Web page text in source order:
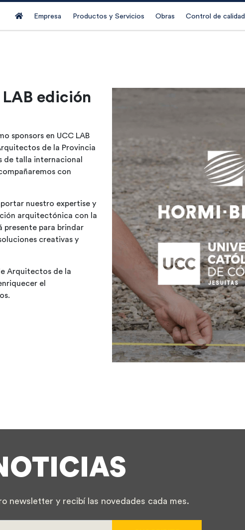
(current)
Empresa Productos y Servicios Obras Control de calidad
LAB edición
sponsors en UCC LAB
de la Provincia
talla internacional
con
nuestro expertise y
arquitectónica con la
presente para brindar
creativas y
Arquitectos de la
el
newsletter y recibí las novedades cada mes.